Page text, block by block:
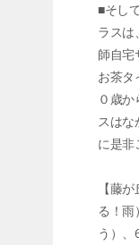
■そし
ラスは
師自宅
お茶タ
０歳
スはな
に是非
【藤
る！雨
う）、